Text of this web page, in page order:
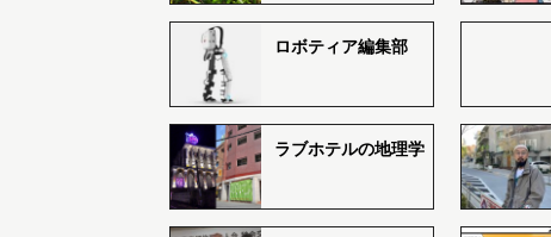
ロボティア編集部
ラブホテルの地理学